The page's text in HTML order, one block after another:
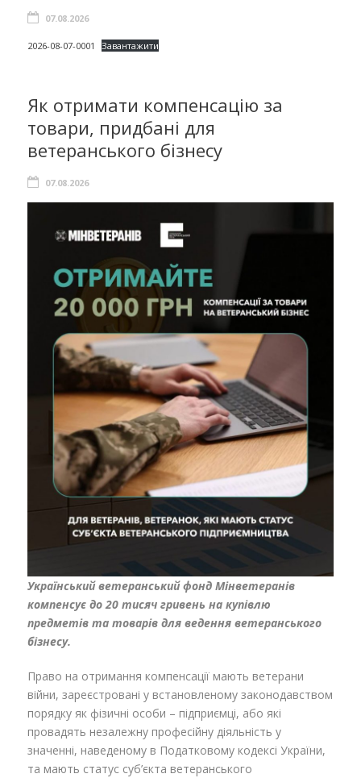
07.08.2026
2026-08-07-0001 Завантажити
Як отримати компенсацію за
товари, придбані для
ветеранського бізнесу
07.08.2026
Український ветеранський фонд Мінветеранів
компенсує до 20 тисяч гривень на купівлю
предметів та товарів для ведення ветеранського
бізнесу.
Право на отримання компенсації мають ветерани
війни, зареєстровані у встановленому законодавством
порядку як фізичні особи – підприємці, або які
провадять незалежну професійну діяльність у
значенні, наведеному в Податковому кодексі України,
та мають статус суб’єкта ветеранського